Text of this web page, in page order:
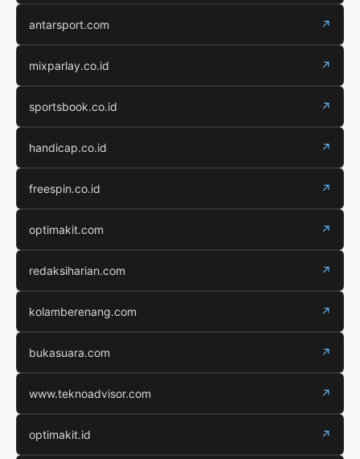
antarsport.com ↗
mixparlay.co.id ↗
sportsbook.co.id ↗
handicap.co.id ↗
freespin.co.id ↗
optimakit.com ↗
redaksiharian.com ↗
kolamberenang.com ↗
bukasuara.com ↗
www.teknoadvisor.com ↗
optimakit.id ↗